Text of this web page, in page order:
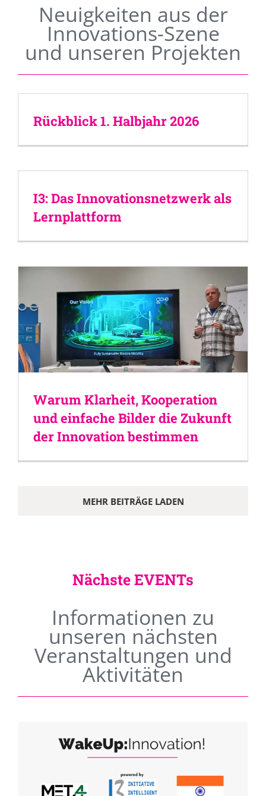
Neuigkeiten aus der
Innovations-Szene
und unseren Projekten
Rückblick 1. Halbjahr 2026
I3: Das Innovationsnetzwerk als
Lernplattform
Warum Klarheit, Kooperation
und einfache Bilder die Zukunft
der Innovation bestimmen
MEHR BEITRÄGE LADEN
Nächste EVENTs
Informationen zu
unseren nächsten
Veranstaltungen und
Aktivitäten